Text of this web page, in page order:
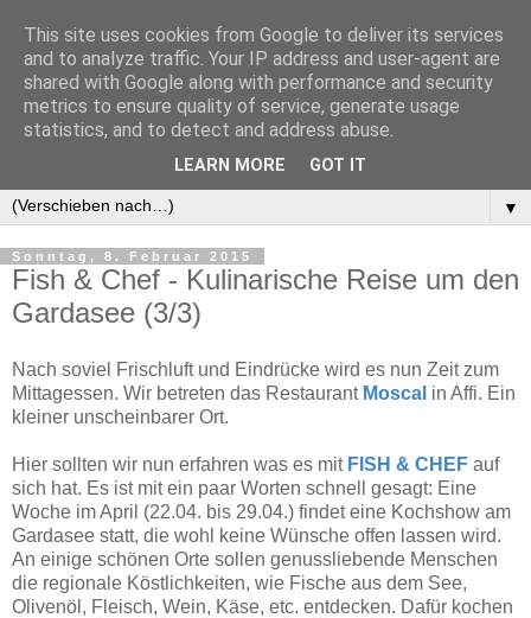
▼
Sonntag, 8. Februar 2015
Fish & Chef - Kulinarische Reise um den
Gardasee (3/3)
Nach soviel Frischluft und Eindrücke wird es nun Zeit zum
Mittagessen. Wir betreten das Restaurant Moscal in Affi. Ein
kleiner unscheinbarer Ort.
Hier sollten wir nun erfahren was es mit FISH & CHEF auf
sich hat. Es ist mit ein paar Worten schnell gesagt: Eine
Woche im April (22.04. bis 29.04.) findet eine Kochshow am
Gardasee statt, die wohl keine Wünsche offen lassen wird.
An einige schönen Orte sollen genussliebende Menschen
die regionale Köstlichkeiten, wie Fische aus dem See,
Olivenöl, Fleisch, Wein, Käse, etc. entdecken. Dafür kochen
This site uses cookies from Google to deliver its services
and to analyze traffic. Your IP address and user-agent are
shared with Google along with performance and security
metrics to ensure quality of service, generate usage
statistics, and to detect and address abuse.
LEARN MORE GOT IT